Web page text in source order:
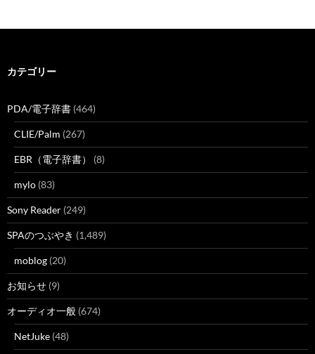
カテゴリー
PDA/電子辞書 (464)
CLIE/Palm (267)
EBR（電子辞書） (8)
mylo (83)
Sony Reader (249)
SPAのつぶやき (1,489)
moblog (20)
お知らせ (9)
オーディオ一般 (674)
NetJuke (48)